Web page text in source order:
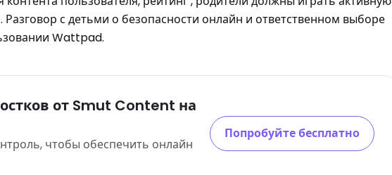
с детьми о безопасности онлайн и ответственном выборе
Wattpad.
от Smut Content на
чтобы обеспечить онлайн
Попробуйте бесплатно